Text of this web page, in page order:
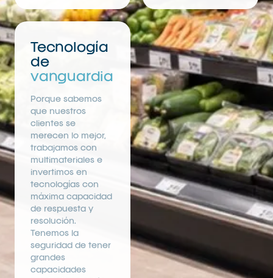
Tecnología
de
vanguardia
Porque sabemos
que nuestros
clientes se
merecen lo mejor,
trabajamos con
multimateriales e
invertimos en
tecnologías con
máxima capacidad
de respuesta y
resolución.
Tenemos la
seguridad de tener
grandes
capacidades